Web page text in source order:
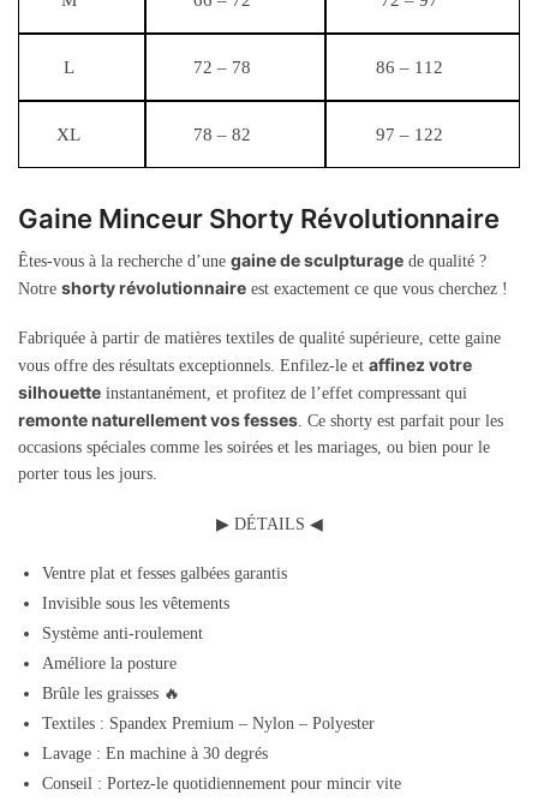
L 72 – 78 86 – 112
XL 78 – 82 97 – 122
Gaine Minceur Shorty Révolutionnaire
Êtes-vous à la recherche d’une gaine de sculpturage de qualité ?
Notre shorty révolutionnaire est exactement ce que vous cherchez !
Fabriquée à partir de matières textiles de qualité supérieure, cette gaine
vous offre des résultats exceptionnels. Enfilez-le et affinez votre
silhouette instantanément, et profitez de l’effet compressant qui
remonte naturellement vos fesses. Ce shorty est parfait pour les
occasions spéciales comme les soirées et les mariages, ou bien pour le
porter tous les jours.
▶ DÉTAILS ◀
Ventre plat et fesses galbées garantis
Invisible sous les vêtements
Système anti-roulement
Améliore la posture
Brûle les graisses 🔥
Textiles : Spandex Premium – Nylon – Polyester
Lavage : En machine à 30 degrés
Conseil : Portez-le quotidiennement pour mincir vite